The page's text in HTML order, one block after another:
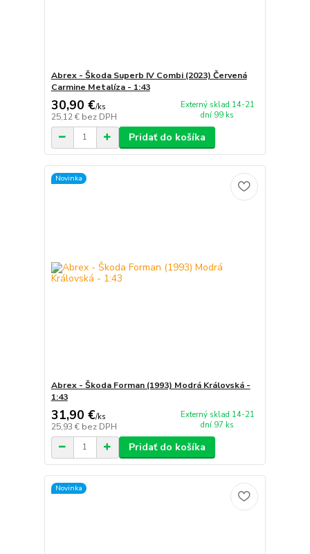
Abrex - Škoda Superb IV Combi (2023) Červená
Carmine Metalíza - 1:43
30,90 €/ks
25,12 € bez DPH
Externý sklad 14-21
dní 99 ks
Pridať do košíka
Novinka
Abrex - Škoda Forman (1993) Modrá Královská -
1:43
31,90 €/ks
25,93 € bez DPH
Externý sklad 14-21
dní 97 ks
Pridať do košíka
Novinka